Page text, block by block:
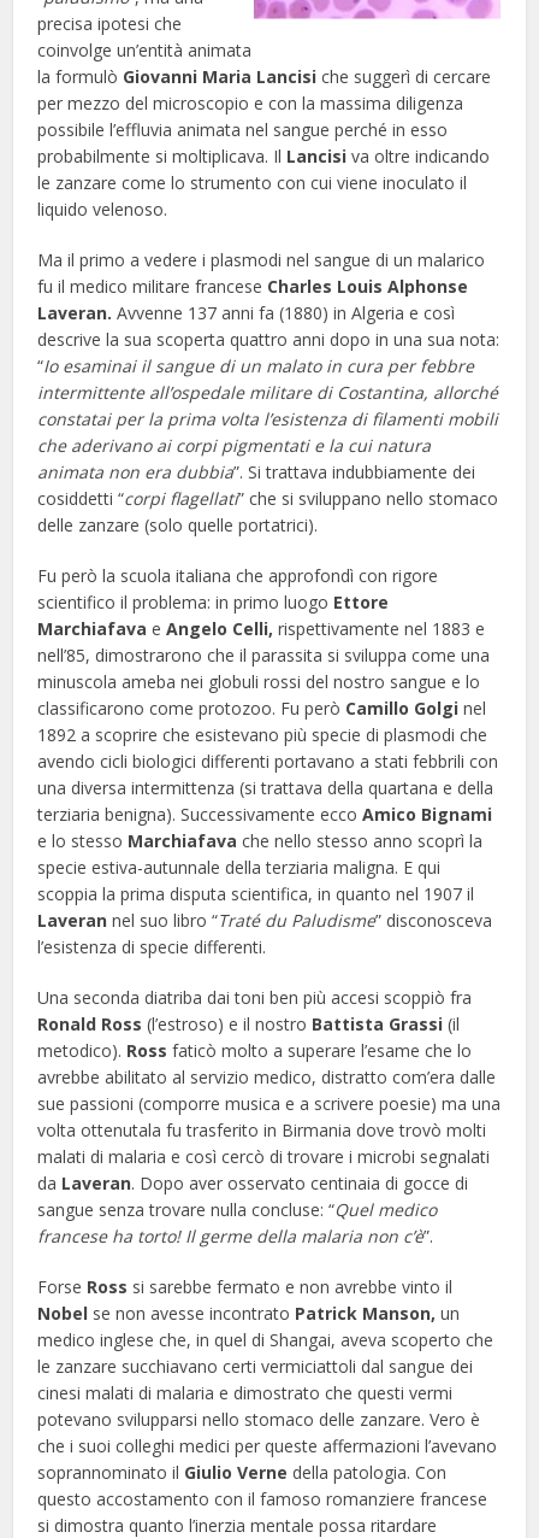
precisa ipotesi che
coinvolge un’entità animata
la formulò Giovanni Maria Lancisi che suggerì di cercare
per mezzo del microscopio e con la massima diligenza
possibile l’effluvia animata nel sangue perché in esso
probabilmente si moltiplicava. Il Lancisi va oltre indicando
le zanzare come lo strumento con cui viene inoculato il
liquido velenoso.
Ma il primo a vedere i plasmodi nel sangue di un malarico
fu il medico militare francese Charles Louis Alphonse
Laveran. Avvenne 137 anni fa (1880) in Algeria e così
descrive la sua scoperta quattro anni dopo in una sua nota:
“Io esaminai il sangue di un malato in cura per febbre
intermittente all’ospedale militare di Costantina, allorché
constatai per la prima volta l’esistenza di filamenti mobili
che aderivano ai corpi pigmentati e la cui natura
animata non era dubbia”. Si trattava indubbiamente dei
cosiddetti “corpi flagellati” che si sviluppano nello stomaco
delle zanzare (solo quelle portatrici).
Fu però la scuola italiana che approfondì con rigore
scientifico il problema: in primo luogo Ettore
Marchiafava eAngelo Celli, rispettivamente nel 1883 e
nell’85, dimostrarono che il parassita si sviluppa come una
minuscola ameba nei globuli rossi del nostro sangue e lo
classificarono come protozoo. Fu però Camillo Golgi nel
1892 a scoprire che esistevano più specie di plasmodi che
avendo cicli biologici differenti portavano a stati febbrili con
una diversa intermittenza (si trattava della quartana e della
terziaria benigna). Successivamente ecco Amico Bignami
e lo stesso Marchiafava che nello stesso anno scoprì la
specie estiva-autunnale della terziaria maligna. E qui
scoppia la prima disputa scientifica, in quanto nel 1907 il
Laveran nel suo libro “Traté du Paludisme” disconosceva
l’esistenza di specie differenti.
Una seconda diatriba dai toni ben più accesi scoppiò fra
Ronald Ross (l’estroso) e il nostro Battista Grassi (il
metodico). Ross faticò molto a superare l’esame che lo
avrebbe abilitato al servizio medico, distratto com’era dalle
sue passioni (comporre musica e a scrivere poesie) ma una
volta ottenutala fu trasferito in Birmania dove trovò molti
malati di malaria e così cercò di trovare i microbi segnalati
da Laveran. Dopo aver osservato centinaia di gocce di
sangue senza trovare nulla concluse: “Quel medico
francese ha torto! Il germe della malaria non c’è”.
Forse Ross si sarebbe fermato e non avrebbe vinto il
Nobel se non avesse incontrato Patrick Manson, un
medico inglese che, in quel di Shangai, aveva scoperto che
le zanzare succhiavano certi vermiciattoli dal sangue dei
cinesi malati di malaria e dimostrato che questi vermi
potevano svilupparsi nello stomaco delle zanzare. Vero è
che i suoi colleghi medici per queste affermazioni l’avevano
soprannominato il Giulio Verne della patologia. Con
questo accostamento con il famoso romanziere francese
si dimostra quanto l’inerzia mentale possa ritardare